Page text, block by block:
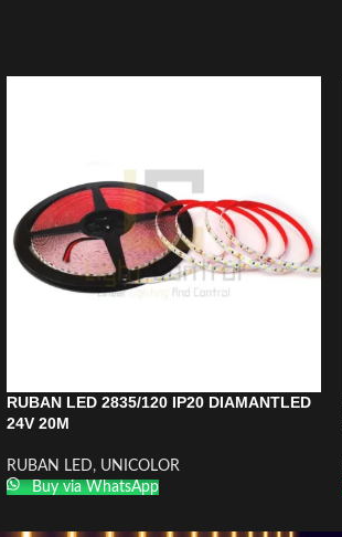
RUBAN LED 2835/120 IP20 DIAMANTLED
24V 20M
RUBAN LED, UNICOLOR
Buy via WhatsApp